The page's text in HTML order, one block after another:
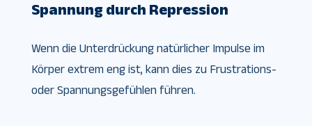
Spannung durch Repression
Wenn die Unterdrückung natürlicher Impulse im
Körper extrem eng ist, kann dies zu Frustrations-
oder Spannungsgefühlen führen.